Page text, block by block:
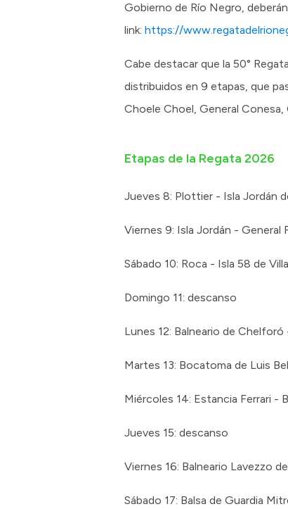
Gobierno de Río Negro,
link: https://
Cabe destacar que la 50°
distribuidos en 9 etapas, que
Choele Choel, General Conesa,
Etapas de la Regata 2026
Jueves 8: Plottier - Isla Jordán
Viernes 9: Isla Jordán - General
Sábado 10: Roca - Isla 58 de
Domingo 11: descanso
Lunes 12: Balneario de
Martes 13: Bocatoma de Luis
Miércoles 14: Estancia Ferrari -
Jueves 15: descanso
Viernes 16: Balneario Lavezzo
Sábado 17: Balsa de Guardia